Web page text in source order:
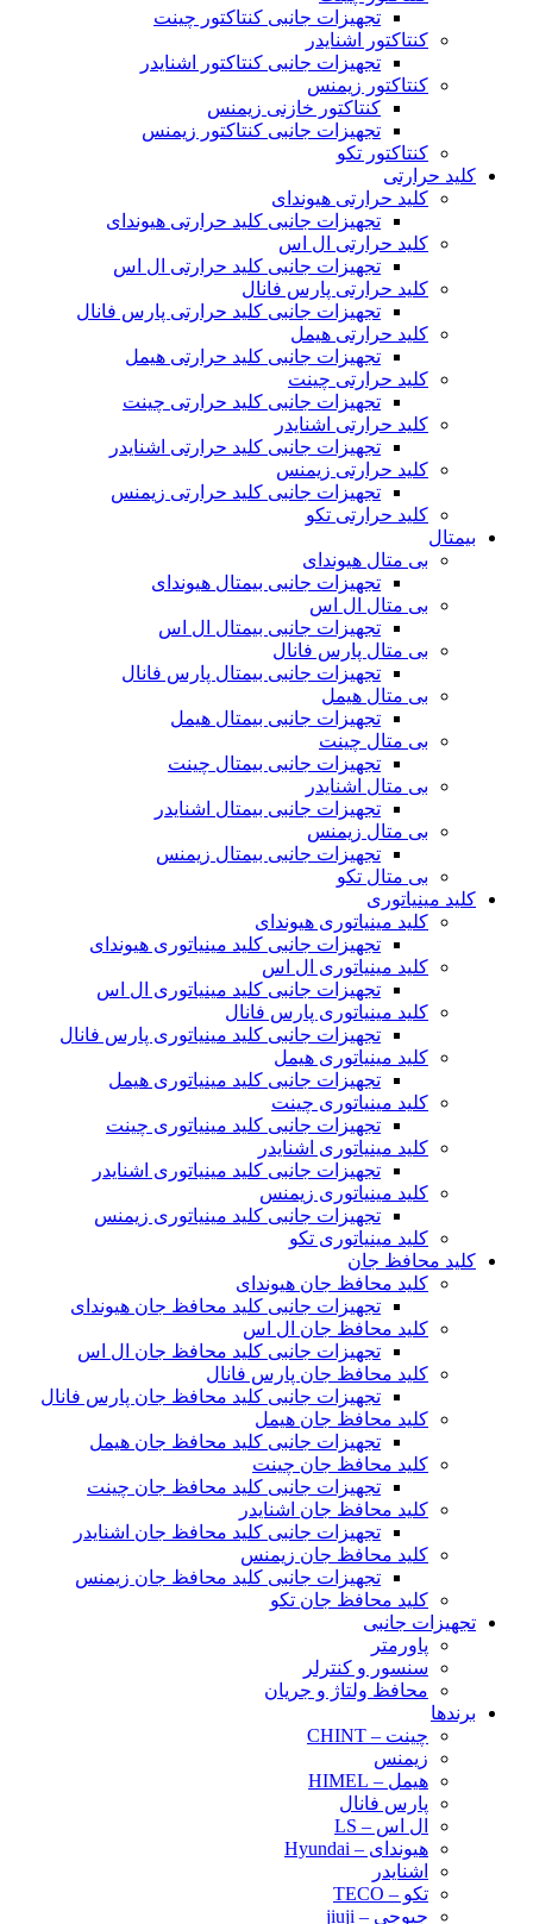
تجهیزات جانبی کنتاکتور چینت
کنتاکتور اشنایدر
تجهیزات جانبی کنتاکتور اشنایدر
کنتاکتور زیمنس
کنتاکتور خازنی زیمنس
تجهیزات جانبی کنتاکتور زیمنس
کنتاکتور تکو
کلید حرارتی
کلید حرارتی هیوندای
تجهیزات جانبی کلید حرارتی هیوندای
کلید حرارتی ال اس
تجهیزات جانبی کلید حرارتی ال اس
کلید حرارتی پارس فانال
تجهیزات جانبی کلید حرارتی پارس فانال
کلید حرارتی هیمل
تجهیزات جانبی کلید حرارتی هیمل
کلید حرارتی چینت
تجهیزات جانبی کلید حرارتی چینت
کلید حرارتی اشنایدر
تجهیزات جانبی کلید حرارتی اشنایدر
کلید حرارتی زیمنس
تجهیزات جانبی کلید حرارتی زیمنس
کلید حرارتی تکو
بیمتال
بی متال هیوندای
تجهیزات جانبی بیمتال هیوندای
بی متال ال اس
تجهیزات جانبی بیمتال ال اس
بی متال پارس فانال
تجهیزات جانبی بیمتال پارس فانال
بی متال هیمل
تجهیزات جانبی بیمتال هیمل
بی متال چینت
تجهیزات جانبی بیمتال چینت
بی متال اشنایدر
تجهیزات جانبی بیمتال اشنایدر
بی متال زیمنس
تجهیزات جانبی بیمتال زیمنس
بی متال تکو
کلید مینیاتوری
کلید مینیاتوری هیوندای
تجهیزات جانبی کلید مینیاتوری هیوندای
کلید مینیاتوری ال اس
تجهیزات جانبی کلید مینیاتوری ال اس
کلید مینیاتوری پارس فانال
تجهیزات جانبی کلید مینیاتوری پارس فانال
کلید مینیاتوری هیمل
تجهیزات جانبی کلید مینیاتوری هیمل
کلید مینیاتوری چینت
تجهیزات جانبی کلید مینیاتوری چینت
کلید مینیاتوری اشنایدر
تجهیزات جانبی کلید مینیاتوری اشنایدر
کلید مینیاتوری زیمنس
تجهیزات جانبی کلید مینیاتوری زیمنس
کلید مینیاتوری تکو
کلید محافظ جان
کلید محافظ جان هیوندای
تجهیزات جانبی کلید محافظ جان هیوندای
کلید محافظ جان ال اس
تجهیزات جانبی کلید محافظ جان ال اس
کلید محافظ جان پارس فانال
تجهیزات جانبی کلید محافظ جان پارس فانال
کلید محافظ جان هیمل
تجهیزات جانبی کلید محافظ جان هیمل
کلید محافظ جان چینت
تجهیزات جانبی کلید محافظ جان چینت
کلید محافظ جان اشنایدر
تجهیزات جانبی کلید محافظ جان اشنایدر
کلید محافظ جان زیمنس
تجهیزات جانبی کلید محافظ جان زیمنس
کلید محافظ جان تکو
تجهیزات جانبی
پاورمتر
سنسور و کنترلر
محافظ ولتاژ و‌ جریان
برندها
چینت – CHINT
زیمنس
هیمل – HIMEL
پارس فانال
ال اس – LS
هیوندای – Hyundai
اشنایدر
تکو – TECO
جیوجی – jiuji